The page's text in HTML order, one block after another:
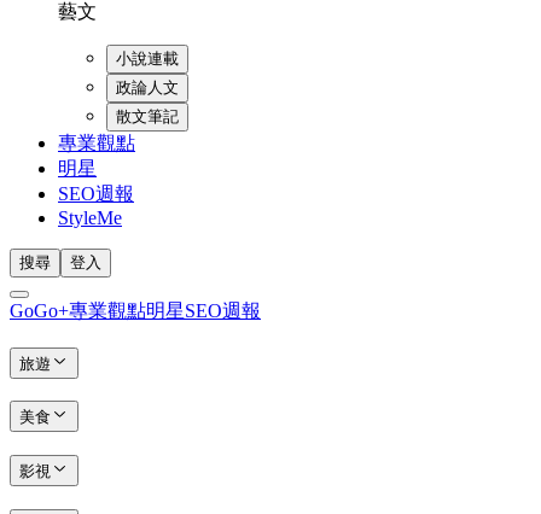
藝文
小說連載
政論人文
散文筆記
專業觀點
明星
SEO週報
StyleMe
搜尋 登入
GoGo+專業觀點明星SEO週報
旅遊
美食
影視